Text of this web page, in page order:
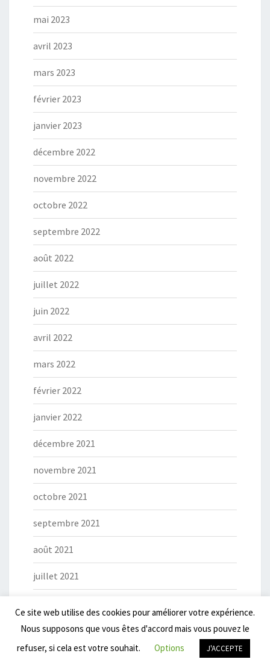
mai 2023
avril 2023
mars 2023
février 2023
janvier 2023
décembre 2022
novembre 2022
octobre 2022
septembre 2022
août 2022
juillet 2022
juin 2022
avril 2022
mars 2022
février 2022
janvier 2022
décembre 2021
novembre 2021
octobre 2021
septembre 2021
août 2021
juillet 2021
mai 2021
avril 2021
Ce site web utilise des cookies pour améliorer votre expérience.
Nous supposons que vous êtes d'accord mais vous pouvez le
refuser, si cela est votre souhait.
Options J'ACCEPTE